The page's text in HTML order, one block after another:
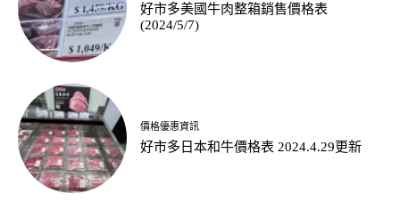
好市多美國牛肉整箱銷售價格表
(2024/5/7)
價格優惠資訊
好市多日本和牛價格表 2024.4.29更新